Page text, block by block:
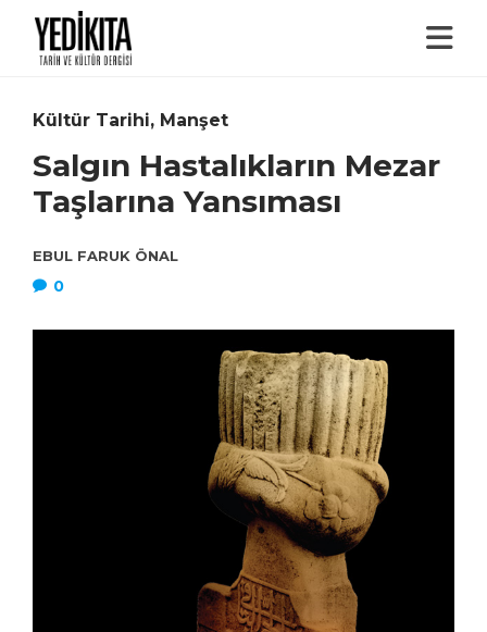
Kültür Tarihi, Manşet
Salgın Hastalıkların Mezar
Taşlarına Yansıması
EBUL FARUK ÖNAL
0